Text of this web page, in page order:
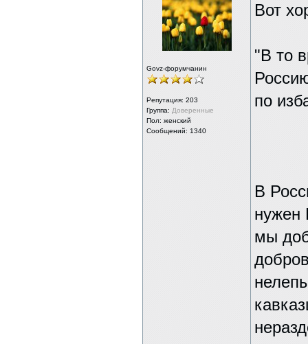
Govz-форумчанин
Репутация: 203
Группа: Доверенные
Пол: женский
Сообщений: 1340
Вот
"В то
по
В
нужен
мы